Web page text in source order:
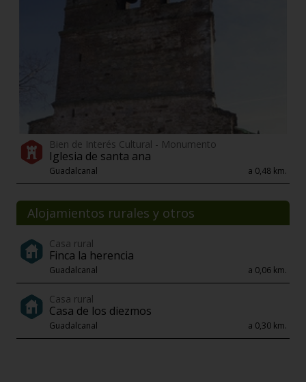
Bien de Interés Cultural - Monumento
Iglesia de santa ana
Guadalcanal a 0,48 km.
Alojamientos rurales y otros
Casa rural
Finca la herencia
Guadalcanal a 0,06 km.
Casa rural
Casa de los diezmos
Guadalcanal a 0,30 km.